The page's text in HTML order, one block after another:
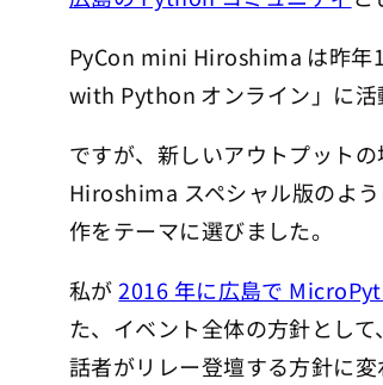
PyCon mini Hiroshima は昨年
with Python オンライン」に活
ですが、新しいアウトプット
Hiroshima スペシャル版のよ
作をテーマに選びました。
私が 2016 年に広島で
た、イベント全体の方針とし
話者がリレー登壇する方針に変